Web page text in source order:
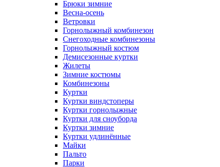
Брюки зимние
Весна-осень
Ветровки
Горнолыжный комбинезон
Снегоходные комбинезоны
Горнолыжный костюм
Демисезонные куртки
Жилеты
Зимние костюмы
Комбинезоны
Куртки
Куртки виндстоперы
Куртки горнолыжные
Куртки для сноуборда
Куртки зимние
Куртки удлинённые
Майки
Пальто
Парки